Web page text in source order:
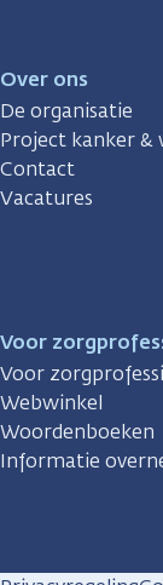
Over ons
De organisatie
Project kanker &
Contact
Vacatures
Voor
Voor
Webwinkel
Woordenboeken
Informatie